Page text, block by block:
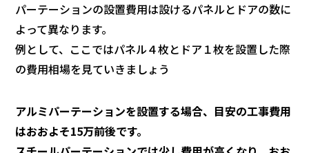
パーテーションの設置費用は設けるパネルとドアの数に
よって異なります。
例として、ここではパネル４枚とドア１枚を設置した際
の費用相場を見ていきましょう
アルミパーテーションを設置する場合、目安の工事費用
はおおよそ15万前後です。